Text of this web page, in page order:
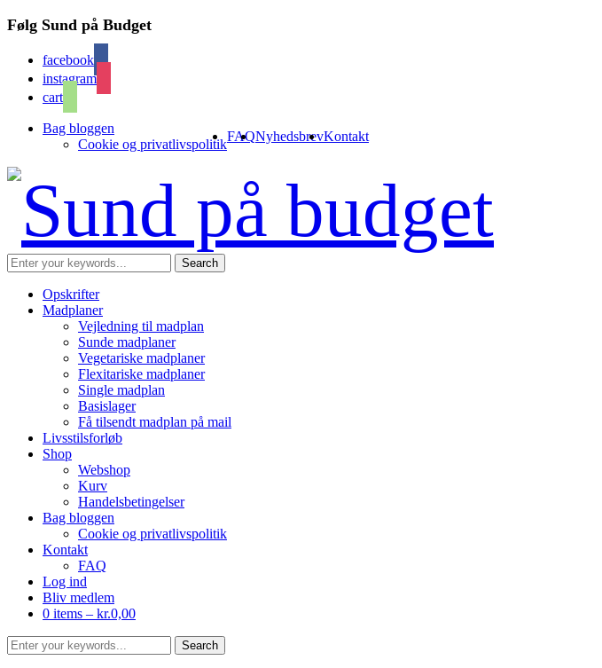
Følg Sund på Budget
facebook
instagram
cart
Bag bloggen
Cookie og privatlivspolitik
FAQNyhedsbrevKontakt
Opskrifter
Madplaner
Vejledning til madplan
Sunde madplaner
Vegetariske madplaner
Flexitariske madplaner
Single madplan
Basislager
Få tilsendt madplan på mail
Livsstilsforløb
Shop
Webshop
Kurv
Handelsbetingelser
Bag bloggen
Cookie og privatlivspolitik
Kontakt
FAQ
Log ind
Bliv medlem
0 items – kr.0,00